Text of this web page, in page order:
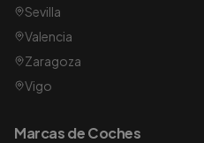
Sevilla
Valencia
Zaragoza
Vigo
Marcas de Coches